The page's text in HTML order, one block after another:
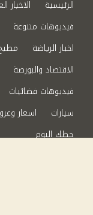
الرئيسية الاخبار
فيديوهات متنوعة
اخبار الرياضة
الاقتصاد والبورصة
فيديوهات فضائيات
سيارات
اسعار
حظك اليوم